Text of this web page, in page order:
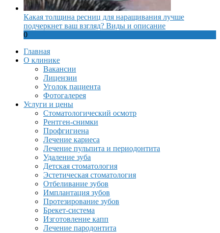
Какая толщина ресниц для наращивания лучше
подчеркнет ваш взгляд? Виды и описание
0
Главная
О клинике
Вакансии
Лицензии
Уголок пациента
Фотогалерея
Услуги и цены
Стоматологический осмотр
Рентген-снимки
Профгигиена
Лечение кариеса
Лечение пульпита и периодонтита
Удаление зуба
Детская стоматология
Эстетическая стоматология
Отбеливание зубов
Имплантация зубов
Протезирование зубов
Брекет-система
Изготовление капп
Лечение пародонтита